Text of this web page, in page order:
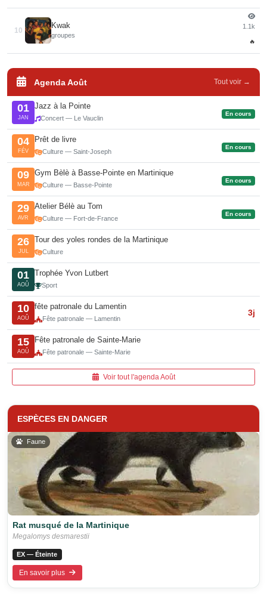
10
Kwak
groupes
1.1k
🔥
Agenda Août Tout voir →
01
JAN
Jazz à la Pointe
Concert — Le Vauclin
En cours
04
FÉV
Prêt de livre
Culture — Saint-Joseph
En cours
09
MAR
Gym Bèlè à Basse-Pointe en Martinique
Culture — Basse-Pointe
En cours
29
AVR
Atelier Bélè au Tom
Culture — Fort-de-France
En cours
26
JUL
Tour des yoles rondes de la Martinique
Culture
01
AOÛ
Trophée Yvon Lutbert
Sport
10
AOÛ
fête patronale du Lamentin
Fête patronale — Lamentin
3j
15
AOÛ
Fête patronale de Sainte-Marie
Fête patronale — Sainte-Marie
Voir tout l'agenda Août
ESPÈCES EN DANGER
Faune
Rat musqué de la Martinique
Megalomys desmarestii
EX — Éteinte
En savoir plus